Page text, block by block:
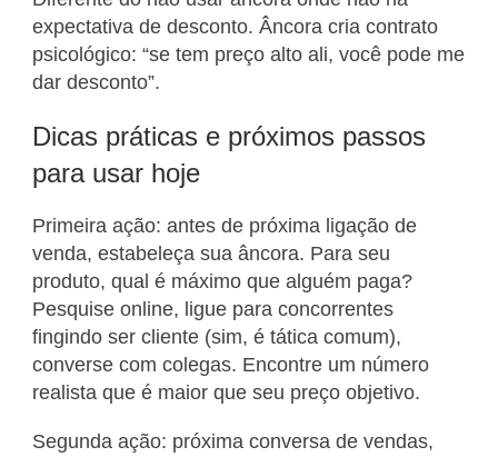
expectativa de desconto. Âncora cria contrato
psicológico: “se tem preço alto ali, você pode me
dar desconto”.
Dicas práticas e próximos passos
para usar hoje
Primeira ação: antes de próxima ligação de
venda, estabeleça sua âncora. Para seu
produto, qual é máximo que alguém paga?
Pesquise online, ligue para concorrentes
fingindo ser cliente (sim, é tática comum),
converse com colegas. Encontre um número
realista que é maior que seu preço objetivo.
Segunda ação: próxima conversa de vendas,